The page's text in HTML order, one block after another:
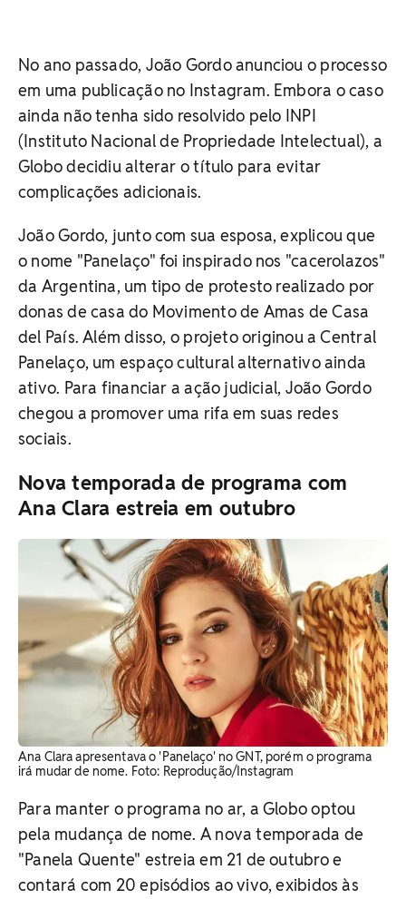
No ano passado, João Gordo anunciou o processo
em uma publicação no Instagram. Embora o caso
ainda não tenha sido resolvido pelo INPI
(Instituto Nacional de Propriedade Intelectual), a
Globo decidiu alterar o título para evitar
complicações adicionais.
João Gordo, junto com sua esposa, explicou que
o nome "Panelaço" foi inspirado nos "cacerolazos"
da Argentina, um tipo de protesto realizado por
donas de casa do Movimento de Amas de Casa
del País. Além disso, o projeto originou a Central
Panelaço, um espaço cultural alternativo ainda
ativo. Para financiar a ação judicial, João Gordo
chegou a promover uma rifa em suas redes
sociais.
Nova temporada de programa com
Ana Clara estreia em outubro
Ana Clara apresentava o 'Panelaço' no GNT, porém o programa
irá mudar de nome. ​Foto: Reprodução/Instagram
Para manter o programa no ar, a Globo optou
pela mudança de nome. A nova temporada de
"Panela Quente" estreia em 21 de outubro e
contará com 20 episódios ao vivo, exibidos às